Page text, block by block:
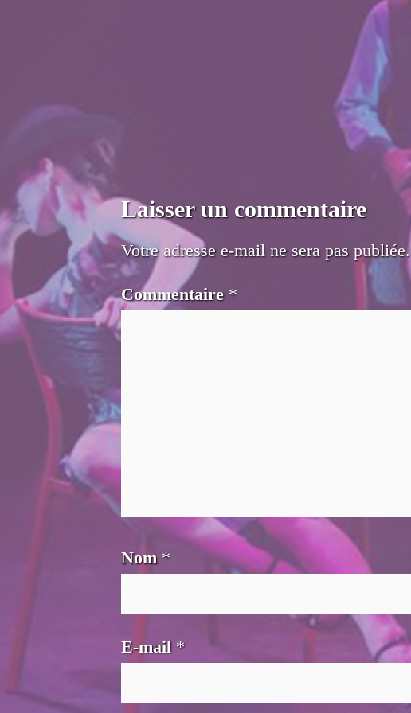
Laisser un commentaire
Votre adresse e-mail ne sera pas publiée.
Commentaire *
Nom *
E-mail *